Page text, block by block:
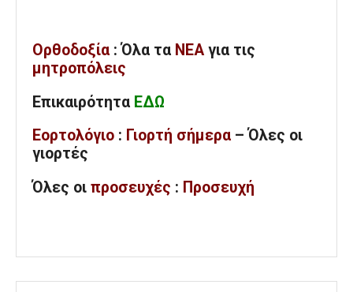
Ορθοδοξία : Όλα τα ΝΕΑ για τις
μητροπόλεις
Επικαιρότητα ΕΔΩ
Εορτολόγιο : Γιορτή σήμερα – Όλες οι
γιορτές
Όλες οι προσευχές : Προσευχή